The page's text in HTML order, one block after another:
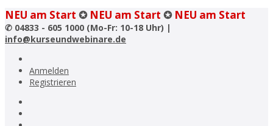
NEU am Start ✪ NEU am Start ✪ NEU am Start
✆ 04833 - 605 1000 (Mo-Fr: 10-18 Uhr) |
info@kurseundwebinare.de
Anmelden
Registrieren